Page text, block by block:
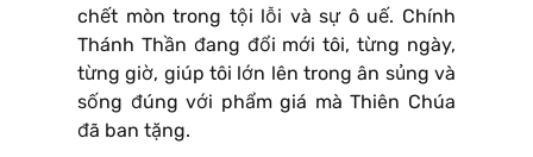
chết mòn trong tội lỗi và sự ô uế. Chính
Thánh Thần đang đổi mới tôi, từng ngày,
từng giờ, giúp tôi lớn lên trong ân sủng và
sống đúng với phẩm giá mà Thiên Chúa
đã ban tặng.